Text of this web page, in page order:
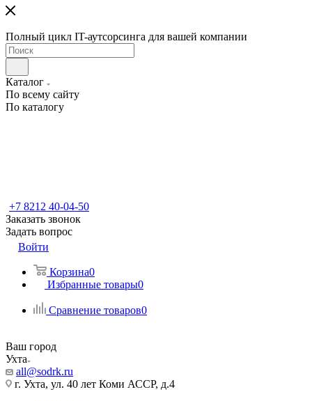
Полный цикл IT-аутсорсинга для вашей компании
Каталог
По всему сайту
По каталогу
+7 8212 40-04-50
Заказать звонок
Задать вопрос
Войти
Корзина0
Избранные товары0
Сравнение товаров0
Ваш город
Ухта
all@sodrk.ru
г. Ухта, ул. 40 лет Коми АССР, д.4